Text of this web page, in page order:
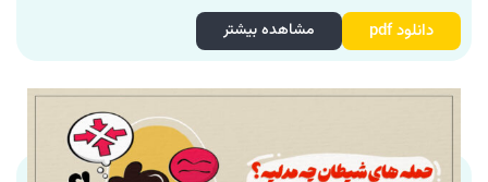
دانلود pdf مشاهده بیشتر